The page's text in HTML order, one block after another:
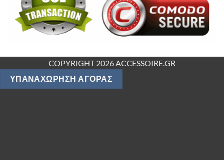
COPYRIGHT 2026 ACCESSOIRE.GR
ΥΠΑΝΑΧΏΡΗΣΗ ΑΓΟΡΆΣ